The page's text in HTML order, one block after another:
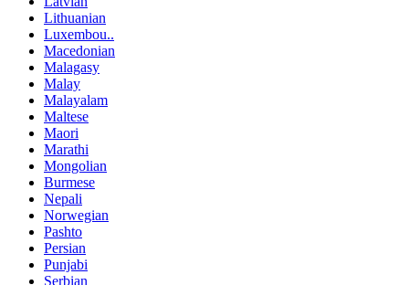
Lithuanian
Luxembou..
Macedonian
Malagasy
Malay
Malayalam
Maltese
Maori
Marathi
Mongolian
Burmese
Nepali
Norwegian
Pashto
Persian
Punjabi
Serbian